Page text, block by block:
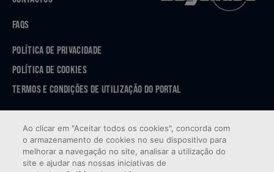
FAQS
POLÍTICA DE PRIVACIDADE
POLÍTICA DE COOKIES
TERMOS E CONDIÇÕES DE UTILIZAÇÃO DO PORTAL
GOOGLE PLAY
Ao clicar em "Aceitar todos os cookies", concorda com
o armazenamento de cookies no seu dispositivo para
melhorar a navegação no site, analisar a utilização do
site e ajudar nas nossas iniciativas de